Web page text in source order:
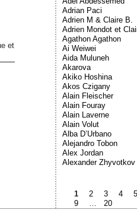
et
Adrian Paci
Adrien M & Claire B.
Adrien Mondot et
Agathon Agathon
Ai Weiwei
Aida Muluneh
Akarova
Akiko Hoshina
Akos Czigany
Alain Fleischer
Alain Fouray
Alain Laverne
Alain Volut
Alba D’Urbano
Alejandro Tobon
Alex Jordan
Alexander Zhyvotkov
1 2 3 4 5
9
20